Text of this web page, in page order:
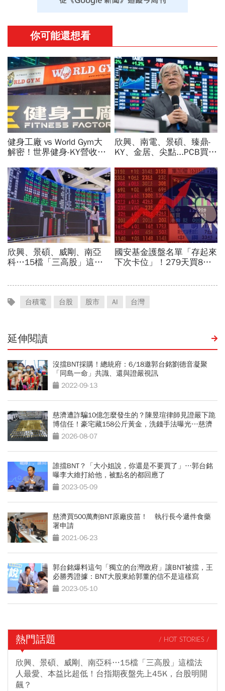
台積電 台股 股市 AI 台灣
延伸閱讀
沒擋BNT採購！總統府：6/18邀郭台銘劉德音凝聚
「同島一命」共識、還與證嚴視訊
2022-09-13
慈濟遭詐騙10億怎麼發生的？陳昱瑄律師見證嚴下跪
博信任！豪宅藏158公斤黃金，洗錢手法曝光…慈濟
回應了
2026-08-07
誰擋BNT？「大小姐說，你還是不要買了」…郭台銘
曝李大維打給他，被點名的都回應了
2023-05-09
慈濟買500萬劑BNT原廠疫苗！ 執行長今遞件食藥
署申請
2021-06-23
郭台銘爆料這句「獨立的台灣政府」讓BNT被擋，王
必勝秀證據：BNT大股東給郭董的信不是這樣寫
2023-05-10
熱門話題 / HOT STORIES /
欣興、景碩、威剛、南亞科…15檔「三高股」這檔法
人最愛、本益比超低！台指期夜盤先上45K，台股明開
飆？